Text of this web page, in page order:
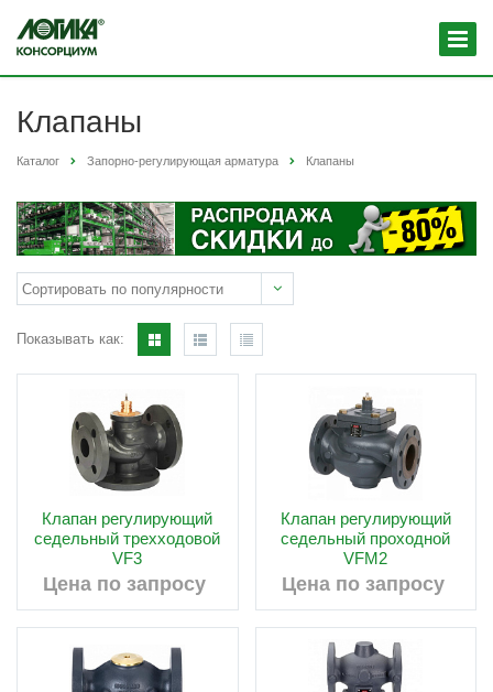
Клапаны
Каталог Запорно-регулирующая арматура Клапаны
Показывать как:
Клапан регулирующий
седельный трехходовой
VF3
Цена по запросу
Клапан регулирующий
седельный проходной
VFM2
Цена по запросу